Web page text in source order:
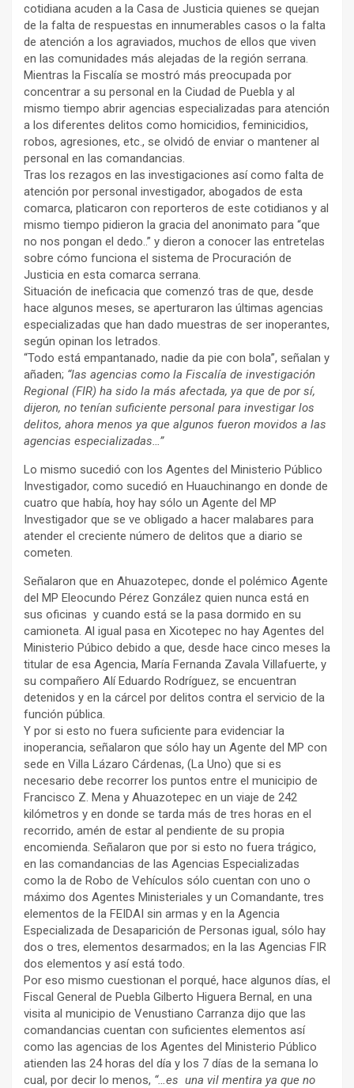
cotidiana acuden a la Casa de Justicia quienes se quejan
de la falta de respuestas en innumerables casos o la falta
de atención a los agraviados, muchos de ellos que viven
en las comunidades más alejadas de la región serrana.
Mientras la Fiscalía se mostró más preocupada por
concentrar a su personal en la Ciudad de Puebla y al
mismo tiempo abrir agencias especializadas para atención
a los diferentes delitos como homicidios, feminicidios,
robos, agresiones, etc., se olvidó de enviar o mantener al
personal en las comandancias.
Tras los rezagos en las investigaciones así como falta de
atención por personal investigador, abogados de esta
comarca, platicaron con reporteros de este cotidianos y al
mismo tiempo pidieron la gracia del anonimato para “que
no nos pongan el dedo..” y dieron a conocer las entretelas
sobre cómo funciona el sistema de Procuración de
Justicia en esta comarca serrana.
Situación de ineficacia que comenzó tras de que, desde
hace algunos meses, se aperturaron las últimas agencias
especializadas que han dado muestras de ser inoperantes,
según opinan los letrados.
“Todo está empantanado, nadie da pie con bola”, señalan y
añaden; “las agencias como la Fiscalía de investigación
Regional (FIR) ha sido la más afectada, ya que de por sí,
dijeron, no tenían suficiente personal para investigar los
delitos, ahora menos ya que algunos fueron movidos a las
agencias especializadas…”
Lo mismo sucedió con los Agentes del Ministerio Público
Investigador, como sucedió en Huauchinango en donde de
cuatro que había, hoy hay sólo un Agente del MP
Investigador que se ve obligado a hacer malabares para
atender el creciente número de delitos que a diario se
cometen.
Señalaron que en Ahuazotepec, donde el polémico Agente
del MP Eleocundo Pérez González quien nunca está en
sus oficinas y cuando está se la pasa dormido en su
camioneta. Al igual pasa en Xicotepec no hay Agentes del
Ministerio Púbico debido a que, desde hace cinco meses la
titular de esa Agencia, María Fernanda Zavala Villafuerte, y
su compañero Alí Eduardo Rodríguez, se encuentran
detenidos y en la cárcel por delitos contra el servicio de la
función pública.
Y por si esto no fuera suficiente para evidenciar la
inoperancia, señalaron que sólo hay un Agente del MP con
sede en Villa Lázaro Cárdenas, (La Uno) que si es
necesario debe recorrer los puntos entre el municipio de
Francisco Z. Mena y Ahuazotepec en un viaje de 242
kilómetros y en donde se tarda más de tres horas en el
recorrido, amén de estar al pendiente de su propia
encomienda. Señalaron que por si esto no fuera trágico,
en las comandancias de las Agencias Especializadas
como la de Robo de Vehículos sólo cuentan con uno o
máximo dos Agentes Ministeriales y un Comandante, tres
elementos de la FEIDAI sin armas y en la Agencia
Especializada de Desaparición de Personas igual, sólo hay
dos o tres, elementos desarmados; en la las Agencias FIR
dos elementos y así está todo.
Por eso mismo cuestionan el porqué, hace algunos días, el
Fiscal General de Puebla Gilberto Higuera Bernal, en una
visita al municipio de Venustiano Carranza dijo que las
comandancias cuentan con suficientes elementos así
como las agencias de los Agentes del Ministerio Público
atienden las 24 horas del día y los 7 días de la semana lo
cual, por decir lo menos, “…es una vil mentira ya que no